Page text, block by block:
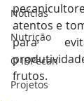
Notícias
Nutrição
O IBPecan
Projetos
atentos e
para
frutos.